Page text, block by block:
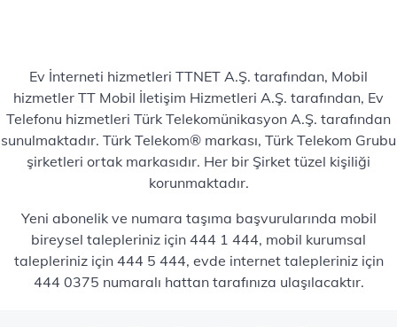
Ev İnterneti hizmetleri TTNET A.Ş. tarafından, Mobil
hizmetler TT Mobil İletişim Hizmetleri A.Ş. tarafından, Ev
Telefonu hizmetleri Türk Telekomünikasyon A.Ş. tarafından
sunulmaktadır. Türk Telekom® markası, Türk Telekom Grubu
şirketleri ortak markasıdır. Her bir Şirket tüzel kişiliği
korunmaktadır.
Yeni abonelik ve numara taşıma başvurularında mobil
bireysel talepleriniz için 444 1 444, mobil kurumsal
talepleriniz için 444 5 444, evde internet talepleriniz için
444 0375 numaralı hattan tarafınıza ulaşılacaktır.